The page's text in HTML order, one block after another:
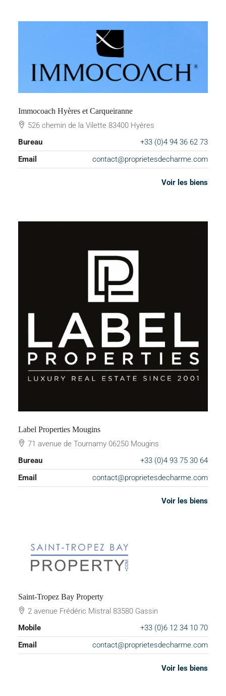
Immocoach Hyères et Carqueiranne
526 chemin de la Vilette 83400 Hyères
Bureau
+33 (0)4 94 36 62 73
Email
contact@proprietesdecharme.com
Voir les biens
Label Properties Mougins
71 avenue de Tournamy 06250 Mougins
Bureau
+33 (0)4 93 75 30 64
Email
contact@proprietesdecharme.com
Voir les biens
Saint-Tropez Bay Property
2 avenue Frédéric Mistral 83580 Gassin
Mobile
+33 (0)6 12 34 10 70
Email
contact@proprietesdecharme.com
Voir les biens